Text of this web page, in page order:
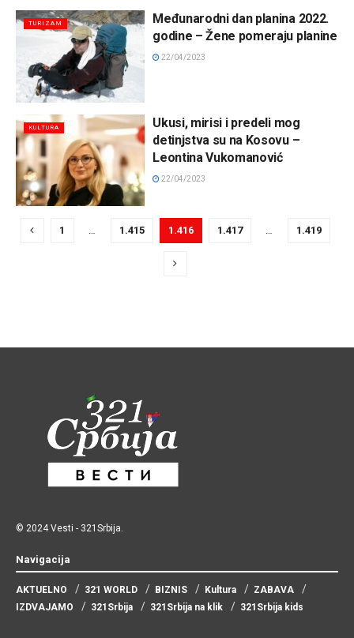
TURIZAM
Međunarodni dan planina 2022.
godine – Žene pomeraju planine
22/04/2023
KULTURA
Ukusi, mirisi i predeli mog
detinjstva su na Kosovu –
Leontina Vukomanović
22/04/2023
1 … 1.415 1.416 1.417 … 1.419
© 2024Vesti - 321Srbija.
Navigacija
AKTUELNO 321 WORLD BIZNIS Kultura
ZABAVA
IZDVAJAMO
321Srbija 321Srbija na klik 321Srbija kids